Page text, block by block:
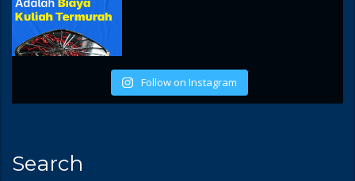
Follow on Instagram
Search